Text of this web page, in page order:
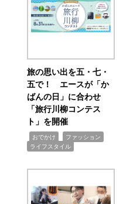
旅の思い出を五・七・
五で！ エースが「か
ばんの日」に合わせ
「旅行川柳コンテス
ト」を開催
おでかけ ファッション
ライフスタイル